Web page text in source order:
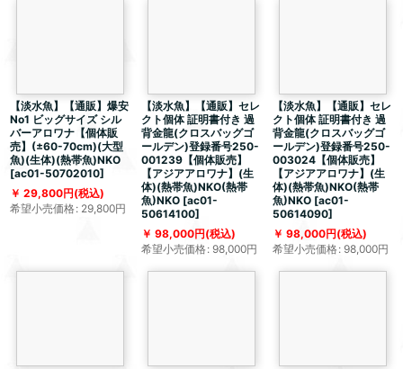
【淡水魚】【通販】爆安
No1 ビッグサイズ シル
バーアロワナ【個体販
売】(±60-70cm)(大型
魚)(生体)(熱帯魚)NKO
[ac01-50702010]
29,800円(税込)
希望小売価格: 29,800円
【淡水魚】【通販】セレ
クト個体 証明書付き 過
背金龍(クロスバッグゴ
ールデン)登録番号250-
001239【個体販売】
【アジアアロワナ】(生
体)(熱帯魚)NKO(熱帯
魚)NKO [ac01-
50614100]
98,000円(税込)
希望小売価格: 98,000円
【淡水魚】【通販】セレ
クト個体 証明書付き 過
背金龍(クロスバッグゴ
ールデン)登録番号250-
003024【個体販売】
【アジアアロワナ】(生
体)(熱帯魚)NKO(熱帯
魚)NKO [ac01-
50614090]
98,000円(税込)
希望小売価格: 98,000円